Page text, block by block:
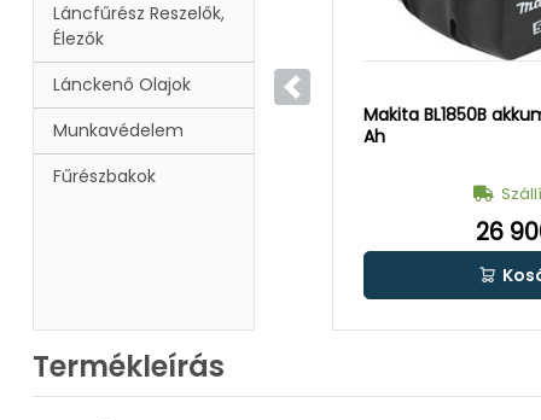
Láncfűrész Reszelők,
Élezők
Lánckenő Olajok
Munkavédelem
Fűrészbakok
Előző
Makita BL1850B
Ah
26
Termékleírás